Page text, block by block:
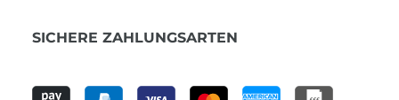
SICHERE ZAHLUNGSARTEN